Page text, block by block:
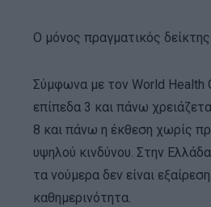
Ο μόνος πραγματικός δείκτης
Σύμφωνα με τον World Health
επίπεδα 3 και πάνω
8 και πάνω η έκθεση χωρίς
υψηλού κινδύνου. Στην
τα νούμερα δεν είναι
καθημερινότητα.